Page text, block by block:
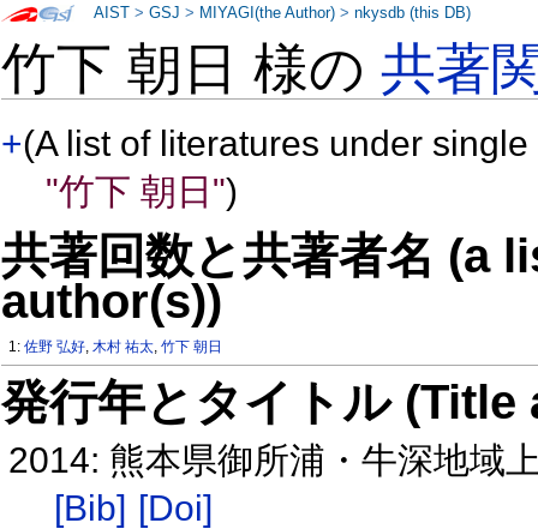
竹下 朝日 様の共著
+(A list of literatures under
"竹下 朝日")
共著回数と共著者名 (a
author(s))
1:佐野 弘好,木村 祐太,竹下 朝日
発行年とタイトル
2014: 熊本県御所浦・牛深地域
[Bib] [Doi]
AIST >GSJ > MIYAGI(the Author) >nkysdb (this DB)